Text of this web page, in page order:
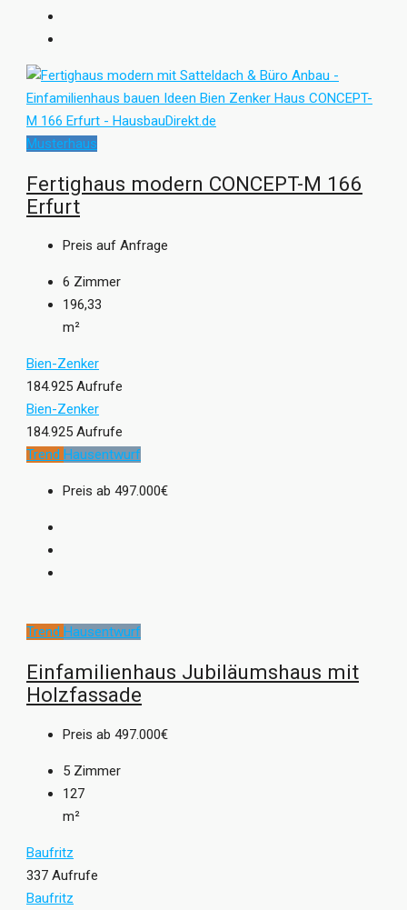
Musterhaus
Fertighaus modern CONCEPT-M 166
Erfurt
Preis auf Anfrage
6 Zimmer
196,33
m²
Bien-Zenker
184.925 Aufrufe
Bien-Zenker
184.925 Aufrufe
Trend Hausentwurf
Preis ab 497.000€
Trend Hausentwurf
Einfamilienhaus Jubiläumshaus mit
Holzfassade
Preis ab 497.000€
5 Zimmer
127
m²
Baufritz
337 Aufrufe
Baufritz